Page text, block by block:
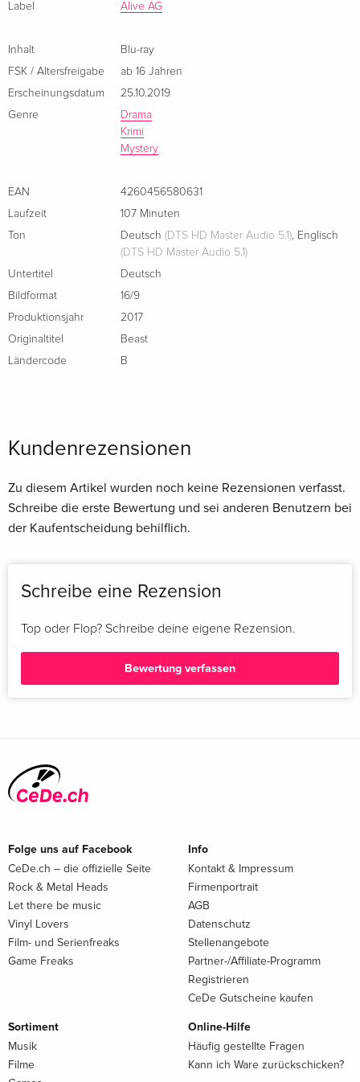
Label
Alive AG
Inhalt
Blu-ray
FSK / Altersfreigabe
ab 16 Jahren
Erscheinungsdatum
25.10.2019
Genre
Drama
Krimi
Mystery
EAN
4260456580631
Laufzeit
107 Minuten
Ton
Deutsch (DTS HD Master Audio 5.1), Englisch
(DTS HD Master Audio 5.1)
Untertitel
Deutsch
Bildformat
16/9
Produktionsjahr
2017
Originaltitel
Beast
Ländercode
B
Kundenrezensionen
Zu diesem Artikel wurden noch keine Rezensionen verfasst.
Schreibe die erste Bewertung und sei anderen Benutzern bei
der Kaufentscheidung behilflich.
Schreibe eine Rezension
Top oder Flop? Schreibe deine eigene Rezension.
Bewertung verfassen
Folge uns auf Facebook
CeDe.ch – die offizielle Seite
Rock & Metal Heads
Let there be music
Vinyl Lovers
Film- und Serienfreaks
Game Freaks
Info
Kontakt & Impressum
Firmenportrait
AGB
Datenschutz
Stellenangebote
Partner-/Affiliate-Programm
Registrieren
CeDe Gutscheine kaufen
Sortiment
Musik
Filme
Online-Hilfe
Häufig gestellte Fragen
Kann ich Ware zurückschicken?